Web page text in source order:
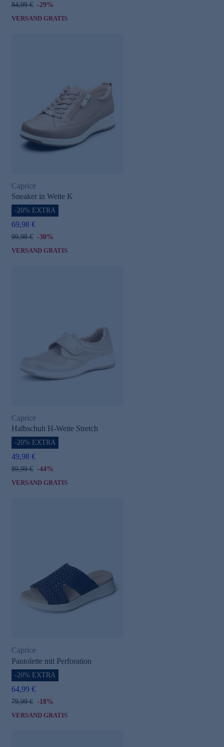
84,99 € -29%
VERSAND GRATIS
Caprice
Sneaker in Weite K
-20% EXTRA
69,98 €
99,98 € -30%
VERSAND GRATIS
Caprice
Halbschuh H-Weite Stretch
-20% EXTRA
49,98 €
89,99 € -44%
VERSAND GRATIS
Caprice
Pantolette mit Perforation
-20% EXTRA
64,99 €
79,99 € -18%
VERSAND GRATIS